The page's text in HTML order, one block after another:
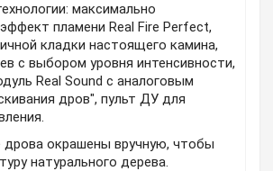
максимально
пламени Real Fire Perfect,
кладки настоящего камина,
с выбором уровня интенсивности,
Real Sound с аналоговым
дров", пульт ДУ для
окрашены вручную, чтобы
натурального дерева.